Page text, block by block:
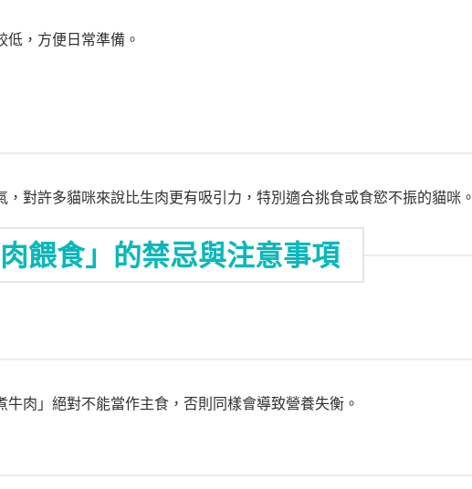
，方便日常準備。
，對許多貓咪來說比生肉更有吸引力，特別適合挑食或食慾不振的貓咪。
餵食」的禁忌與注意事項
肉」絕對不能當作主食，否則同樣會導致營養失衡。